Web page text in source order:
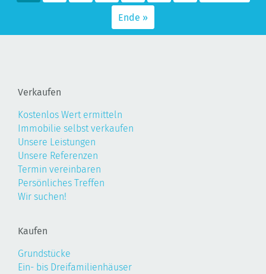
Ende »
Verkaufen
Kostenlos Wert ermitteln
Immobilie selbst verkaufen
Unsere Leistungen
Unsere Referenzen
Termin vereinbaren
Persönliches Treffen
Wir suchen!
Kaufen
Grundstücke
Ein- bis Dreifamilienhäuser